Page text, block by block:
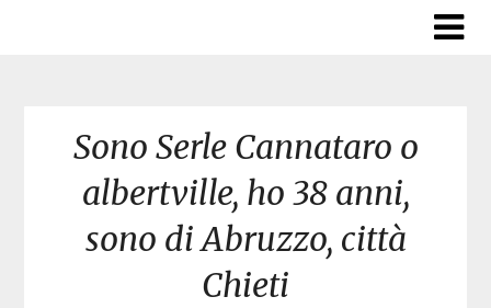
Sono Serle Cannataro o
albertville, ho 38 anni,
sono di Abruzzo, città
Chieti